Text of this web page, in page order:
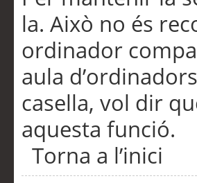
la. Això no és
ordinador
aula
casella, vol dir
aquesta funció.
Torna a l’inici